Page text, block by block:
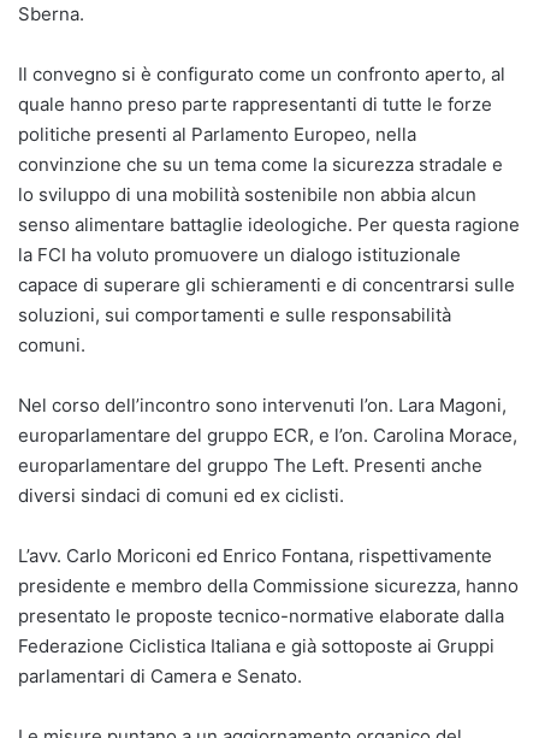
Sberna.
Il convegno si è configurato come un confronto aperto, al
quale hanno preso parte rappresentanti di tutte le forze
politiche presenti al Parlamento Europeo, nella
convinzione che su un tema come la sicurezza stradale e
lo sviluppo di una mobilità sostenibile non abbia alcun
senso alimentare battaglie ideologiche. Per questa ragione
la FCI ha voluto promuovere un dialogo istituzionale
capace di superare gli schieramenti e di concentrarsi sulle
soluzioni, sui comportamenti e sulle responsabilità
comuni.
Nel corso dell’incontro sono intervenuti l’on. Lara Magoni,
europarlamentare del gruppo ECR, e l’on. Carolina Morace,
europarlamentare del gruppo The Left. Presenti anche
diversi sindaci di comuni ed ex ciclisti.
L’avv. Carlo Moriconi ed Enrico Fontana, rispettivamente
presidente e membro della Commissione sicurezza, hanno
presentato le proposte tecnico-normative elaborate dalla
Federazione Ciclistica Italiana e già sottoposte ai Gruppi
parlamentari di Camera e Senato.